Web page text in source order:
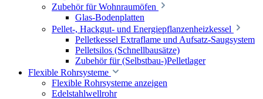
Zubehör für Wohnraumöfen
Glas-Bodenplatten
Pellet-, Hackgut- und Energiepflanzenheizkessel
Pelletkessel Extraflame und Aufsatz-Saugsystem
Pelletsilos (Schnellbausätze)
Zubehör für (Selbstbau-)Pelletlager
Flexible Rohrsysteme
Flexible Rohrsysteme anzeigen
Edelstahlwellrohr